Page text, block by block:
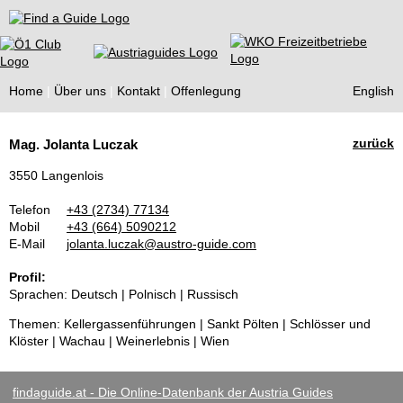
Find a Guide
Home Über uns Kontakt Offenlegung English
Guides
zurück
Mag. Jolanta Luczak
3550 Langenlois
Telefon
+43 (2734) 77134
Mobil
+43 (664) 5090212
E-Mail
jolanta.luczak@austro-guide.com
Profil:
Sprachen: Deutsch | Polnisch | Russisch
Themen: Kellergassenführungen | Sankt Pölten | Schlösser und
Klöster | Wachau | Weinerlebnis | Wien
findaguide.at - Die Online-Datenbank der Austria Guides